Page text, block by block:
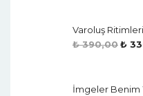
Varoluş Ritimleri
₺390,00₺
İmgeler Benim